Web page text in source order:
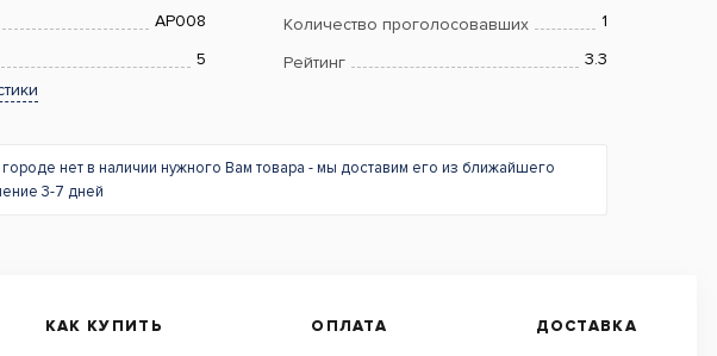
AP008 Количество проголосовавших 1
5 Рейтинг
3.3
нет в наличии нужного Вам товара - мы доставим его из ближайшего
3-7 дней
КАК КУПИТЬ ОПЛАТА ДОСТАВКА